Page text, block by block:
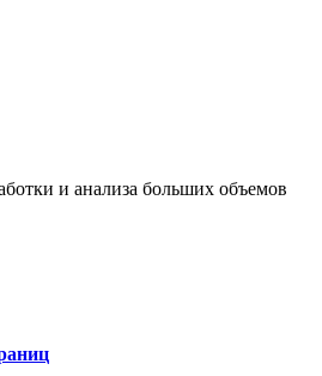
и анализа больших объемов